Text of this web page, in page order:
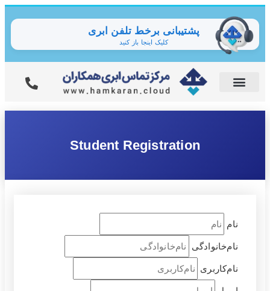
پشتیبانی برخط تلفن ابری
کلیک اینجا باز کنید
Student Registration
نام
نام‌خانوادگی
نام‌کاربری